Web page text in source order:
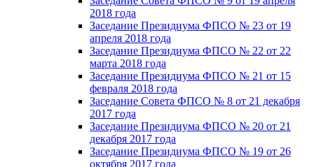
2018 года
Заседание Президиума ФПСО № 23 от 19
апреля 2018 года
Заседание Президиума ФПСО № 22 от 22
марта 2018 года
Заседание Президиума ФПСО № 21 от 15
февраля 2018 года
Заседание Совета ФПСО № 8 от 21 декабря
2017 года
Заседание Президиума ФПСО № 20 от 21
декабря 2017 года
Заседание Президиума ФПСО № 19 от 26
октября 2017 года